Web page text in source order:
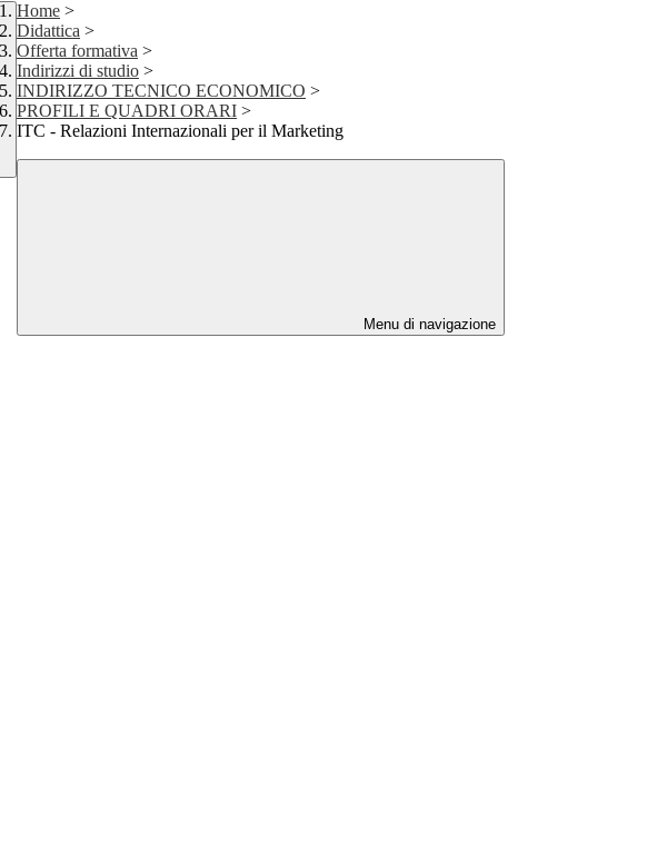
Home >
Didattica >
Offerta formativa >
Indirizzi di studio >
INDIRIZZO TECNICO ECONOMICO >
PROFILI E QUADRI ORARI >
ITC - Relazioni Internazionali per il Marketing
Menu di navigazione